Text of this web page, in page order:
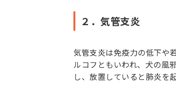
２．気管支炎
気管支炎は免疫力の低下や
ルコフともいわれ、犬の風
し、放置していると肺炎を